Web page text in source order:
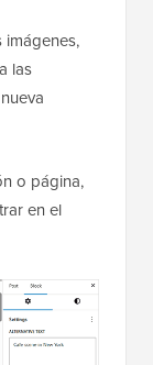
las
o página,
en el